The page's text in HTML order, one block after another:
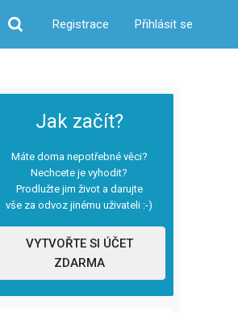
Hledat
Registrace Přihlásit se
Jak začít?
Máte doma nepotřebné věci?
Nechcete je vyhodit?
Prodlužte jim život a darujte
vše za odvoz jinému uživateli :-)
VYTVOŘTE SI ÚČET
ZDARMA